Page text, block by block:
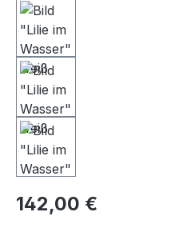
Regulärer Preis:
142,00 €